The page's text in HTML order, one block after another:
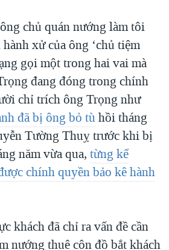
chủ quán nướng làm tôi
xử của ông ‘chủ tiệm
gọi một trong hai vai mà
đang đóng trong chính
chỉ trích ông Trọng như
đã bị ông bỏ tùhồi tháng
Tường Thuỵ trước khi bị
năm vừa qua, từng kể
chính quyền bảo kê hành
khách đã chỉ ra vấn đề cần
nướng thuê côn đồ bắt khách